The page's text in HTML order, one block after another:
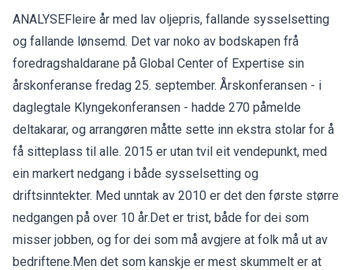
ANALYSEFleire år med lav oljepris, fallande sysselsetting
og fallande lønsemd. Det var noko av bodskapen frå
foredragshaldarane på Global Center of Expertise sin
årskonferanse fredag 25. september. Årskonferansen - i
daglegtale Klyngekonferansen - hadde 270 påmelde
deltakarar, og arrangøren måtte sette inn ekstra stolar for å
få sitteplass til alle. 2015 er utan tvil eit vendepunkt, med
ein markert nedgang i både sysselsetting og
driftsinntekter. Med unntak av 2010 er det den første større
nedgangen på over 10 år.Det er trist, både for dei som
misser jobben, og for dei som må avgjere at folk må ut av
bedriftene.Men det som kanskje er mest skummelt er at